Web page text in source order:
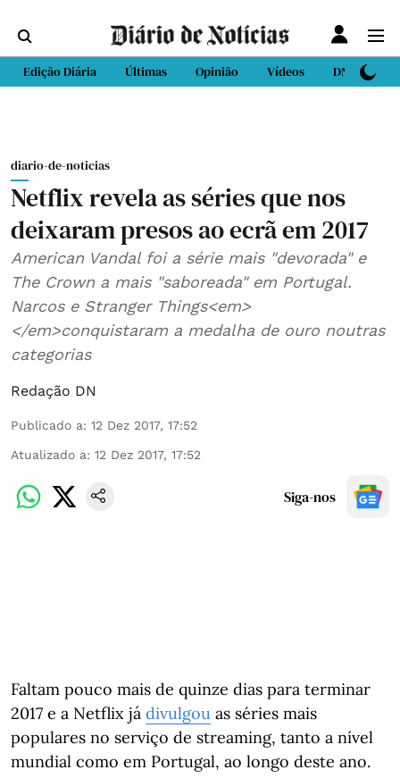
Edição Diária Últimas Opinião Vídeos DN Sport
diario-de-noticias
Netflix revela as séries que nos
deixaram presos ao ecrã em 2017
American Vandal foi a série mais "devorada" e
The Crown a mais "saboreada" em Portugal.
Narcos e Stranger Things<em>
</em>conquistaram a medalha de ouro noutras
categorias
Redação DN
Publicado a: 12 Dez 2017, 17:52
Atualizado a: 12 Dez 2017, 17:52
Siga-nos
Faltam pouco mais de quinze dias para terminar
2017 e a Netflix já divulgou as séries mais
populares no serviço de streaming, tanto a nível
mundial como em Portugal, ao longo deste ano.